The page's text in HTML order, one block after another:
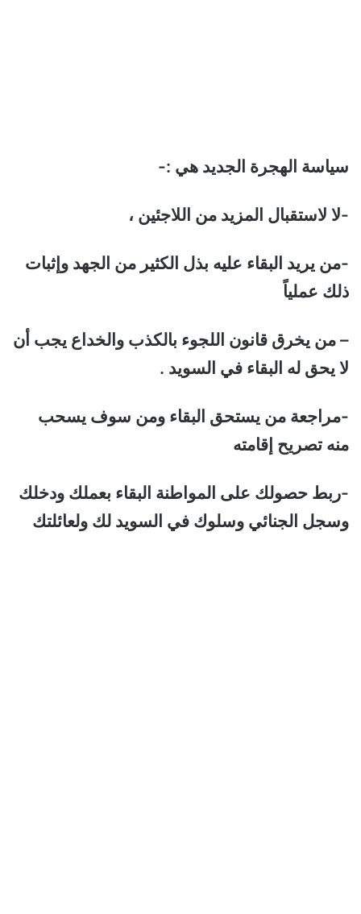
سياسة الهجرة الجديد هي :-
-لا لاستقبال المزيد من اللاجئين ،
-من يريد البقاء عليه بذل الكثير من الجهد وإثبات
ذلك عملياً
– من يخرق قانون اللجوء بالكذب والخداع يجب أن
لا يحق له البقاء في السويد .
-مراجعة من يستحق البقاء ومن سوف يسحب
منه تصريح إقامته
-ربط حصولك على المواطنة البقاء بعملك ودخلك
وسجل الجنائي وسلوك في السويد لك ولعائلتك